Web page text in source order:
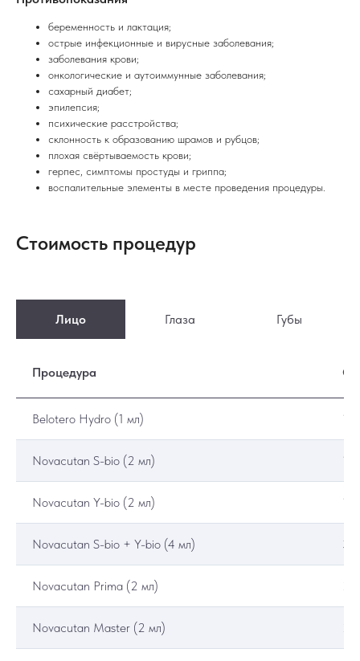
беременность и лактация;
острые инфекционные и вирусные заболевания;
заболевания крови;
онкологические и аутоиммунные заболевания;
сахарный диабет;
эпилепсия;
психические расстройства;
склонность к образованию шрамов и рубцов;
плохая свёртываемость крови;
герпес, симптомы простуды и гриппа;
воспалительные элементы в месте проведения процедуры.
Стоимость процедур
Лицо Глаза Губы
Процедура
Belotero Hydro (1 мл) 15
Novacutan S-bio (2 мл) 19
Novacutan Y-bio (2 мл) 19
Novacutan S-bio + Y-bio (4 мл) 34
Novacutan Prima (2 мл)
Novacutan Master (2 мл)